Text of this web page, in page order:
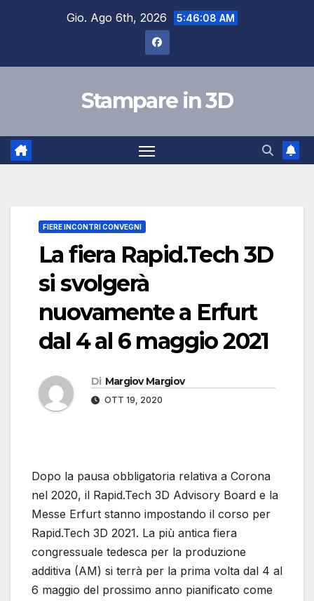
Gio. Ago 6th, 2026 5:46:09 AM
Stampare in 3D
FIERE INCONTRI CONVEGNI
La fiera Rapid.Tech 3D
si svolgerà
nuovamente a Erfurt
dal 4 al 6 maggio 2021
Di Margiov Margiov
OTT 19, 2020
Dopo la pausa obbligatoria relativa a Corona
nel 2020, il Rapid.Tech 3D Advisory Board e la
Messe Erfurt stanno impostando il corso per
Rapid.Tech 3D 2021. La più antica fiera
congressuale tedesca per la produzione
additiva (AM) si terrà per la prima volta dal 4 al
6 maggio del prossimo anno pianificato come